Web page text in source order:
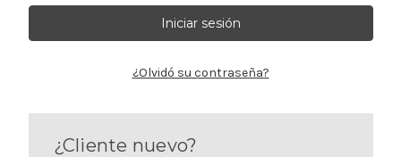
¿Olvidó su contraseña?
¿Cliente nuevo?